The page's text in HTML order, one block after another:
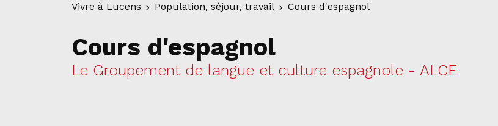
Vivre à Lucens Population, séjour, travail Cours d'espagnol
Cours d'espagnol
Le Groupement de langue et culture espagnole - ALCE